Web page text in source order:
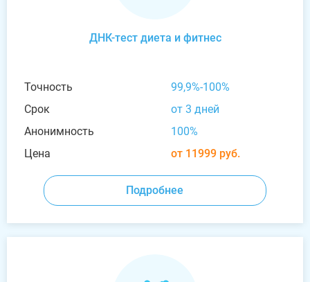
ДНК-тест диета и фитнес
Точность
99,9%-100%
Срок
от 3 дней
Анонимность
100%
Цена
от 11999 руб.
Подробнее